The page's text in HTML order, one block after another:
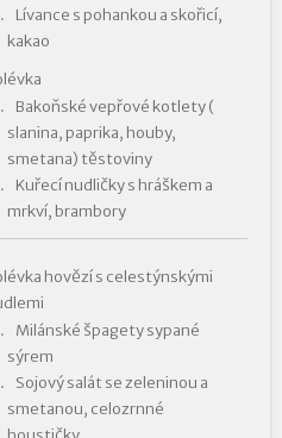
Lívance s pohankou a skořicí,
kakao
Bakoňské vepřové kotlety (
slanina, paprika, houby,
smetana) těstoviny
Kuřecí nudličky s hráškem a
mrkví, brambory
hovězí s celestýnskými
Milánské špagety sypané
sýrem
Sojový salát se zeleninou a
smetanou, celozrnné